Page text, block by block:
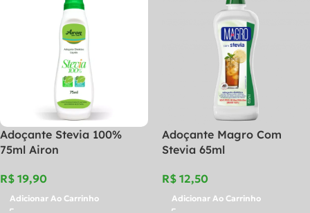
Adoçante Stevia 100%
75ml Airon
R$
Adicionar Ao Carrinho
Adoçante Magro Com
Stevia 65ml
R$
Adicionar Ao Carrinho